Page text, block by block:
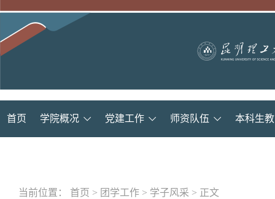
首页 学院概况 党建工作 师资队伍 本科生
当前位置： 首页 > 团学工作 > 学子风采 > 正文